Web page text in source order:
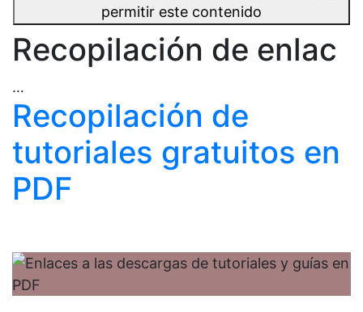
permitir este contenido
Recopilación de enlac
…
Recopilación de
tutoriales gratuitos en
PDF